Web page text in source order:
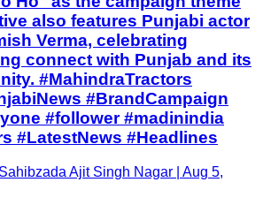
also features Punjabi actor
Verma, celebrating
connect with Punjab and its
#MahindraTractors
#BrandCampaign
#follower #madinindia
#LatestNews #Headlines
Ajit Singh Nagar | Aug 5,